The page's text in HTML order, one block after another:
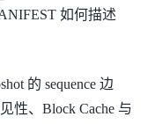
如何描述
的 sequence 边
性、Block Cache 与